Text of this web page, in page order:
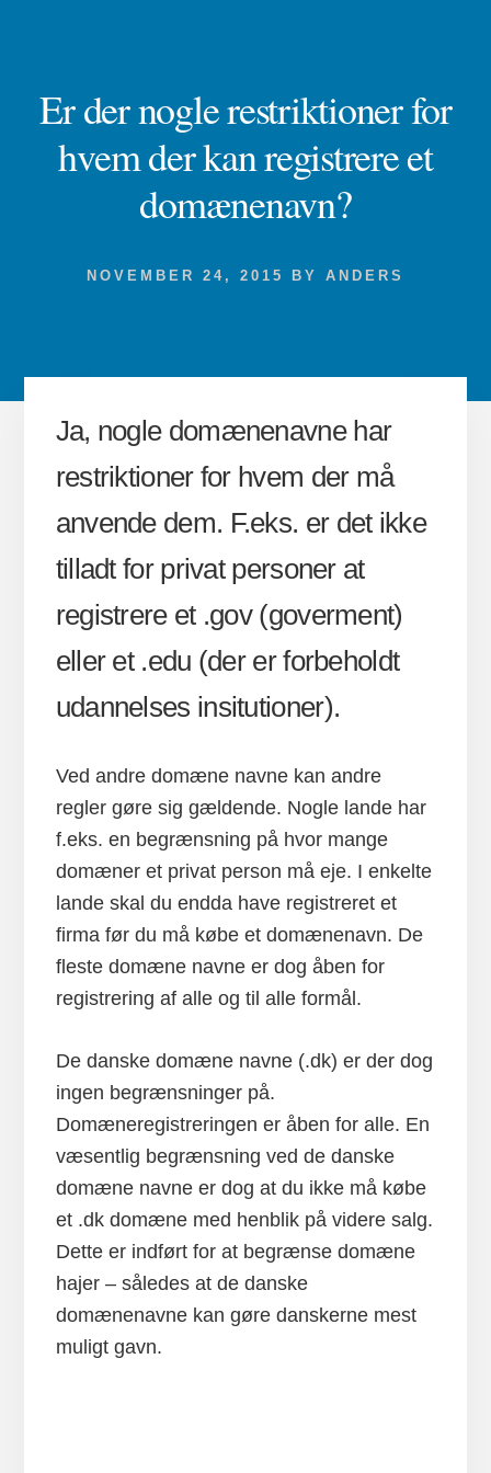
Er der nogle restriktioner for
hvem der kan registrere et
domænenavn?
NOVEMBER 24, 2015 BY ANDERS
Ja, nogle domænenavne har
restriktioner for hvem der må
anvende dem. F.eks. er det ikke
tilladt for privat personer at
registrere et .gov (goverment)
eller et .edu (der er forbeholdt
udannelses insitutioner).
Ved andre domæne navne kan andre
regler gøre sig gældende. Nogle lande har
f.eks. en begrænsning på hvor mange
domæner et privat person må eje. I enkelte
lande skal du endda have registreret et
firma før du må købe et domænenavn. De
fleste domæne navne er dog åben for
registrering af alle og til alle formål.
De danske domæne navne (.dk) er der dog
ingen begrænsninger på.
Domæneregistreringen er åben for alle. En
væsentlig begrænsning ved de danske
domæne navne er dog at du ikke må købe
et .dk domæne med henblik på videre salg.
Dette er indført for at begrænse domæne
hajer – således at de danske
domænenavne kan gøre danskerne mest
muligt gavn.